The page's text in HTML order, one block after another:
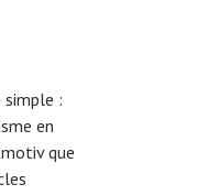
simple :
en
que